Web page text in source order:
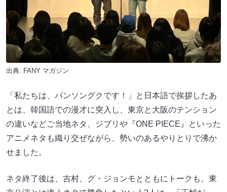
出典: FANY マガジン
「私たちは、パンソングクです！」と日本語で挨拶したあ
とは、韓国語での漫才に突入し、東京と大阪のテンション
の違いなどご当地ネタ、ジブリや『ONE PIECE』といった
アニメネタも織り交ぜながら、勢いのあるやりとりで沸か
せました。
ネタ終了後は、吉村、グ・ジョンモとともにトークも。東